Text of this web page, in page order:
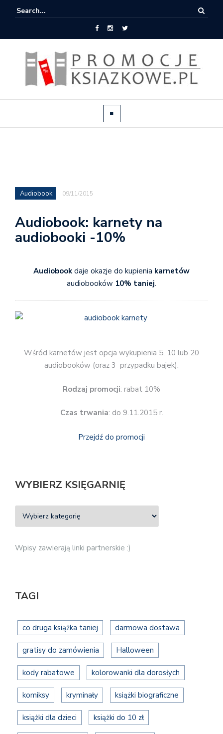
Audiobook 09/11/2015
Audiobook: karnety na
audiobooki -10%
Audiobook daje okazje do kupienia karnetów
audiobooków 10% taniej.
Wśród karnetów jest opcja wykupienia 5, 10 lub 20
audiobooków (oraz 3 przypadku bajek).
Rodzaj promocji: rabat 10%
Czas trwania: do 9.11.2015 r.
Przejdź do promocji
WYBIERZ KSIĘGARNIĘ
Wpisy zawierają linki partnerskie :)
TAGI
co druga książka taniej darmowa dostawa
gratisy do zamówienia Halloween
kody rabatowe kolorowanki dla dorosłych
komiksy kryminały książki biograficzne
książki dla dzieci książki do 10 zł